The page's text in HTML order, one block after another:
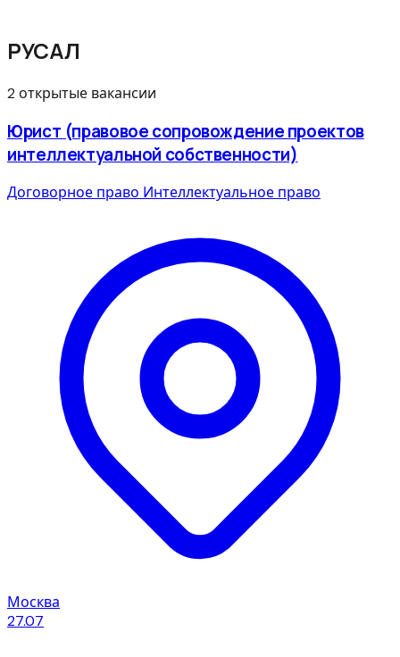
РУСАЛ
2 открытые вакансии
Юрист (правовое сопровождение проектов
интеллектуальной собственности)
Договорное право Интеллектуальное право
Москва
27.07